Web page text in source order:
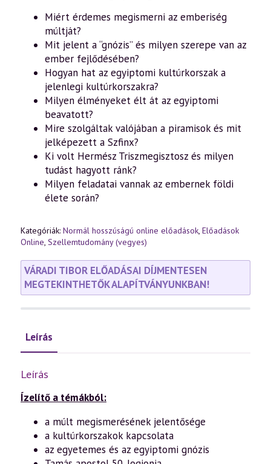
Miért érdemes megismerni az emberiség
múltját?
Mit jelent a “gnózis” és milyen szerepe van az
ember fejlődésében?
Hogyan hat az egyiptomi kultúrkorszak a
jelenlegi kultúrkorszakra?
Milyen élményeket élt át az egyiptomi
beavatott?
Mire szolgáltak valójában a piramisok és mit
jelképezett a Szfinx?
Ki volt Hermész Triszmegisztosz és milyen
tudást hagyott ránk?
Milyen feladatai vannak az embernek földi
élete során?
Kategóriák: Normál hosszúságú online előadások, Előadások
Online, Szellemtudomány (vegyes)
VÁRADI TIBOR ELŐADÁSAI DÍJMENTESEN
MEGTEKINTHETŐK ALAPÍTVÁNYUNKBAN!
Leírás
Leírás
Ízelítő a témákból:
a múlt megismerésének jelentősége
a kultúrkorszakok kapcsolata
az egyetemes és az egyiptomi gnózis